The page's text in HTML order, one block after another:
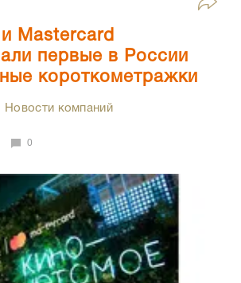
Mastercard
первые в России
короткометражки
Новости компаний
0